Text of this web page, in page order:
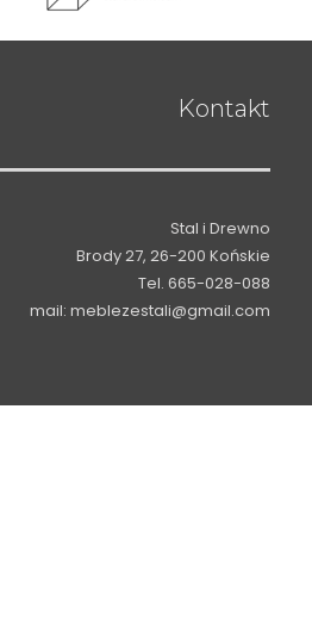
Kontakt
Stal i Drewno
Brody 27, 26-200 Końskie
Tel. 665-028-088
mail: meblezestali@gmail.com